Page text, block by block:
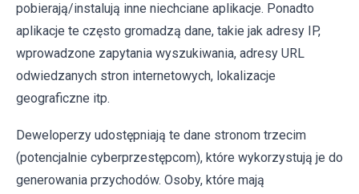
pobierają/instalują inne niechciane aplikacje. Ponadto
aplikacje te często gromadzą dane, takie jak adresy IP,
wprowadzone zapytania wyszukiwania, adresy URL
odwiedzanych stron internetowych, lokalizacje
geograficzne itp.
Deweloperzy udostępniają te dane stronom trzecim
(potencjalnie cyberprzestępcom), które wykorzystują je do
generowania przychodów. Osoby, które mają